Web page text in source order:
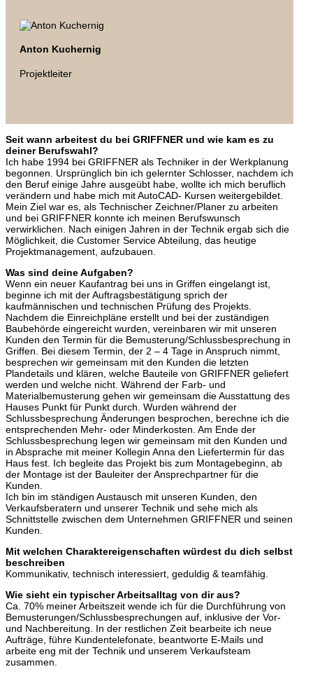
Anton Kuchernig
Projektleiter
Seit wann arbeitest du bei GRIFFNER und wie kam es zu
deiner Berufswahl?
Ich habe 1994 bei GRIFFNER als Techniker in der Werkplanung
begonnen. Ursprünglich bin ich gelernter Schlosser, nachdem ich
den Beruf einige Jahre ausgeübt habe, wollte ich mich beruflich
verändern und habe mich mit AutoCAD- Kursen weitergebildet.
Mein Ziel war es, als Technischer Zeichner/Planer zu arbeiten
und bei GRIFFNER konnte ich meinen Berufswunsch
verwirklichen. Nach einigen Jahren in der Technik ergab sich die
Möglichkeit, die Customer Service Abteilung, das heutige
Projektmanagement, aufzubauen.
Was sind deine Aufgaben?
Wenn ein neuer Kaufantrag bei uns in Griffen eingelangt ist,
beginne ich mit der Auftragsbestätigung sprich der
kaufmännischen und technischen Prüfung des Projekts.
Nachdem die Einreichpläne erstellt und bei der zuständigen
Baubehörde eingereicht wurden, vereinbaren wir mit unseren
Kunden den Termin für die Bemusterung/Schlussbesprechung in
Griffen. Bei diesem Termin, der 2 – 4 Tage in Anspruch nimmt,
besprechen wir gemeinsam mit den Kunden die letzten
Plandetails und klären, welche Bauteile von GRIFFNER geliefert
werden und welche nicht. Während der Farb- und
Materialbemusterung gehen wir gemeinsam die Ausstattung des
Hauses Punkt für Punkt durch. Wurden während der
Schlussbesprechung Änderungen besprochen, berechne ich die
entsprechenden Mehr- oder Minderkosten. Am Ende der
Schlussbesprechung legen wir gemeinsam mit den Kunden und
in Absprache mit meiner Kollegin Anna den Liefertermin für das
Haus fest. Ich begleite das Projekt bis zum Montagebeginn, ab
der Montage ist der Bauleiter der Ansprechpartner für die
Kunden.
Ich bin im ständigen Austausch mit unseren Kunden, den
Verkaufsberatern und unserer Technik und sehe mich als
Schnittstelle zwischen dem Unternehmen GRIFFNER und seinen
Kunden.
Mit welchen Charaktereigenschaften würdest du dich selbst
beschreiben
Kommunikativ, technisch interessiert, geduldig & teamfähig.
Wie sieht ein typischer Arbeitsalltag von dir aus?
Ca. 70% meiner Arbeitszeit wende ich für die Durchführung von
Bemusterungen/Schlussbesprechungen auf, inklusive der Vor-
und Nachbereitung. In der restlichen Zeit bearbeite ich neue
Aufträge, führe Kundentelefonate, beantworte E-Mails und
arbeite eng mit der Technik und unserem Verkaufsteam
zusammen.